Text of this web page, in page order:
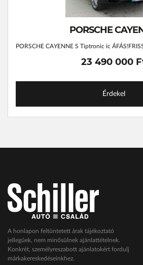
PORSCHE
PORSCHE CAYENNE S Tiptronic ic
23 490 000
Érdekel
A honlapon feltüntetett árak tájékoztató
jellegűek, nem minősülnek ajánlattételnek.
Konkrét, személyreszabott ajánlatokért fordulj
márkakereskedéseinkhez.